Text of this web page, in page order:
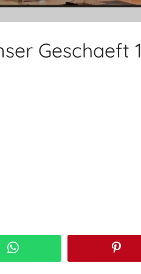
Geschaeft 1
WhatsApp